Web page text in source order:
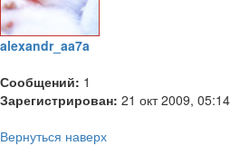
alexandr_aa7a
Сообщений: 1
Зарегистрирован: 21 окт 2009, 05:14
Вернуться наверх